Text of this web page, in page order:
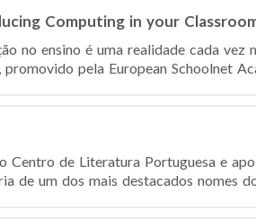
Computing in your
no ensino é uma realidade cada vez
pela European Schoolnet
de Literatura Portuguesa e
de um dos mais destacados nomes